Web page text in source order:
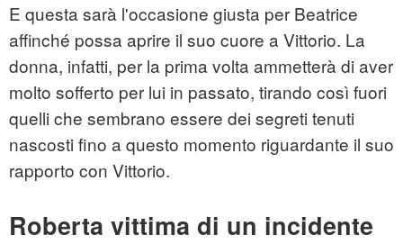
E questa sarà l'occasione giusta per Beatrice
affinché possa aprire il suo cuore a Vittorio. La
donna, infatti, per la prima volta ammetterà di aver
molto sofferto per lui in passato, tirando così fuori
quelli che sembrano essere dei segreti tenuti
nascosti fino a questo momento riguardante il suo
rapporto con Vittorio.
Roberta vittima di un incidente